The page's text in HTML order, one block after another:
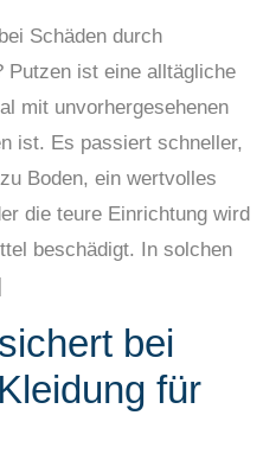
Schäden durch
Putzen ist eine alltägliche
mit unvorhergesehenen
ist. Es passiert schneller,
Boden, ein wertvolles
die teure Einrichtung wird
beschädigt. In solchen
bei
für